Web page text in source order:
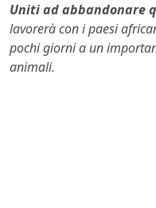
Uniti ad abbandonare
lavorerà con i paesi
pochi giorni a un
animali.